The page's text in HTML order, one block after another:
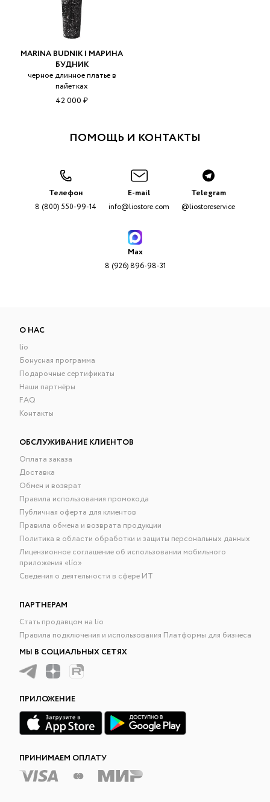
MARINA BUDNIK | МАРИНА
БУДНИК
черное длинное платье в
пайетках
42 000 ₽
ПОМОЩЬ И КОНТАКТЫ
Телефон
8 (800) 550-99-14
E-mail
info@liostore.com
Telegram
@liostoreservice
Max
8 (926) 896-98-31
О НАС
lio
Бонусная программа
Подарочные сертификаты
Наши партнёры
FAQ
Контакты
ОБСЛУЖИВАНИЕ КЛИЕНТОВ
Оплата заказа
Доставка
Обмен и возврат
Правила использования промокода
Публичная оферта для клиентов
Правила обмена и возврата продукции
Политика в области обработки и защиты персональных данных
Лицензионное соглашение об использовании мобильного
приложения «lío»
Сведения о деятельности в сфере ИТ
ПАРТНЕРАМ
Стать продавцом на lio
Правила подключения и использования Платформы для бизнеса
МЫ В СОЦИАЛЬНЫХ СЕТЯХ
ПРИЛОЖЕНИЕ
ПРИНИМАЕМ ОПЛАТУ